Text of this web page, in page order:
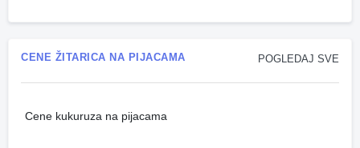
POGLEDAJ SVE
CENE ŽITARICA NA PIJACAMA
Cene kukuruza na pijacama